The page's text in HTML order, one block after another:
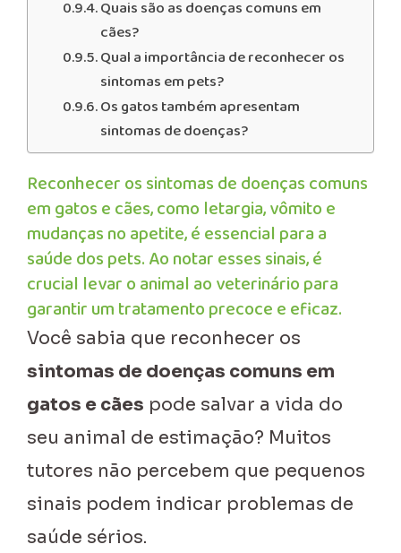
Quais são as doenças comuns em
cães?
Qual a importância de reconhecer os
sintomas em pets?
Os gatos também apresentam
sintomas de doenças?
Reconhecer os sintomas de doenças comuns
em gatos e cães, como letargia, vômito e
mudanças no apetite, é essencial para a
saúde dos pets. Ao notar esses sinais, é
crucial levar o animal ao veterinário para
garantir um tratamento precoce e eficaz.
Você sabia que reconhecer os
sintomas de doenças comuns em
gatos e cães pode salvar a vida do
seu animal de estimação? Muitos
tutores não percebem que pequenos
sinais podem indicar problemas de
saúde sérios.